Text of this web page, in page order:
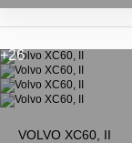
+26
VOLVO XC60, II